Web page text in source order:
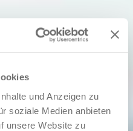
und Anzeigen zu
soziale Medien anbieten
unsere Website zu